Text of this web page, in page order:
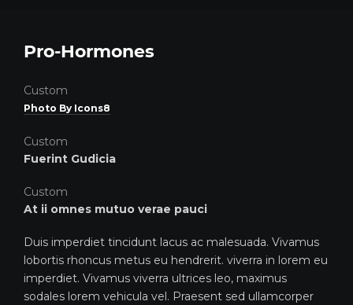
Pro-Hormones
Custom
Photo By Icons8
Custom
Fuerint Gudicia
Custom
At ii omnes mutuo verae pauci
Duis imperdiet tincidunt lacus ac malesuada. Vivamus
lobortis rhoncus metus eu hendrerit. viverra in lorem eu
imperdiet. Vivamus viverra ultrices leo, maximus
sodales lorem vehicula vel. Praesent sed ullamcorper